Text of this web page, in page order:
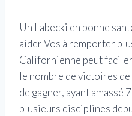
Un Labecki en bonne
aider Vos à remporter
Californienne peut
le nombre de victoires de
de gagner, ayant amassé
plusieurs disciplines